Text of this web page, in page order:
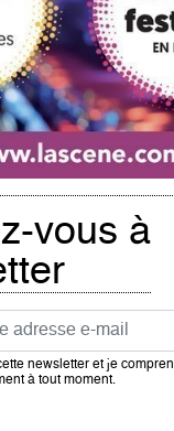
vous à
newsletter et je
à tout moment.